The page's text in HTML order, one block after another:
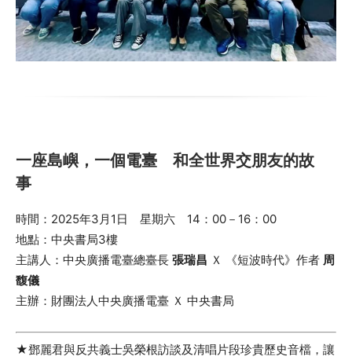
一座島嶼，一個電臺 和全世界交朋友的故
事
時間：2025年3月1日 星期六 14：00－16：00
地點：中央書局3樓
主講人：中央廣播電臺總臺長 張瑞昌 Ｘ 《短波時代》作者 周
馥儀
主辦：財團法人中央廣播電臺 Ｘ 中央書局
★鄧麗君與反共義士吳榮根訪談及清唱片段珍貴歷史音檔，讓